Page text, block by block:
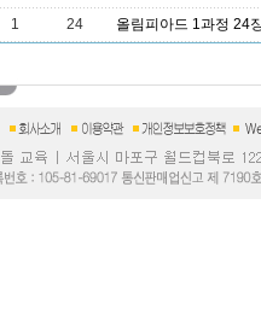
1
24 올림피아드 1과정 24